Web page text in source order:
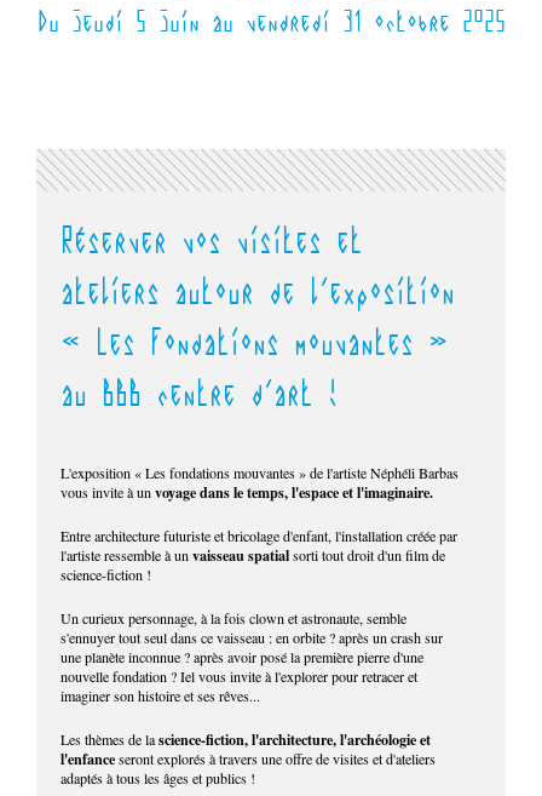
Du jeudi 5 juin au vendredi 31 octobre 2025
Réserver vos visites et
ateliers autour de l'exposition
« Les fondations mouvantes »
au BBB centre d'art !
L'exposition « Les fondations mouvantes » de l'artiste Néphéli Barbas
vous invite à unvoyage dans le temps, l'espace et l'imaginaire.
Entre architecture futuriste et bricolage d'enfant, l'installation créée par
l'artiste ressemble à unvaisseau spatialsorti tout droit d'un film de
science-fiction !
Un curieux personnage, à la fois clown et astronaute, semble
s'ennuyer tout seul dans ce vaisseau : en orbite ? après un crash sur
une planète inconnue ? après avoir posé la première pierre d'une
nouvelle fondation ? Iel vous invite à l'explorer pour retracer et
imaginer son histoire et ses rêves...
Les thèmes de lascience-fiction, l'architecture, l'archéologie et
l'enfanceseront explorés à travers une offre de visites et d'ateliers
adaptés à tous les âges et publics !